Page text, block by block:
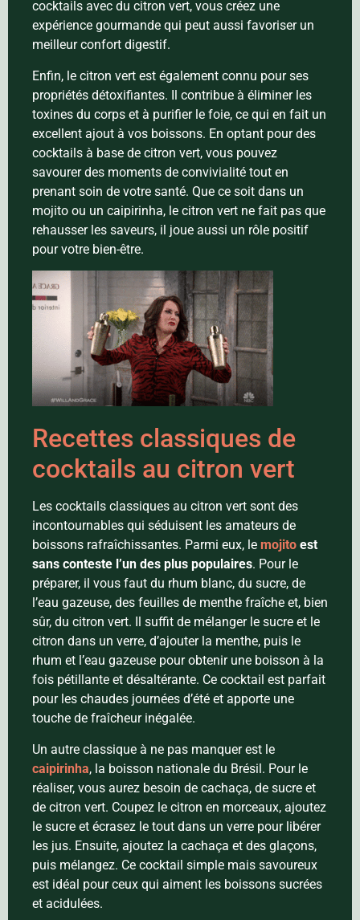
cocktails avec du citron vert, vous créez une
expérience gourmande qui peut aussi favoriser un
meilleur confort digestif.
Enfin, le citron vert est également connu pour ses
propriétés détoxifiantes. Il contribue à éliminer les
toxines du corps et à purifier le foie, ce qui en fait un
excellent ajout à vos boissons. En optant pour des
cocktails à base de citron vert, vous pouvez
savourer des moments de convivialité tout en
prenant soin de votre santé. Que ce soit dans un
mojito ou un caipirinha, le citron vert ne fait pas que
rehausser les saveurs, il joue aussi un rôle positif
pour votre bien-être.
Recettes classiques de
cocktails au citron vert
Les cocktails classiques au citron vert sont des
incontournables qui séduisent les amateurs de
boissons rafraîchissantes. Parmi eux, le mojito est
sans conteste l’un des plus populaires. Pour le
préparer, il vous faut du rhum blanc, du sucre, de
l’eau gazeuse, des feuilles de menthe fraîche et, bien
sûr, du citron vert. Il suffit de mélanger le sucre et le
citron dans un verre, d’ajouter la menthe, puis le
rhum et l’eau gazeuse pour obtenir une boisson à la
fois pétillante et désaltérante. Ce cocktail est parfait
pour les chaudes journées d’été et apporte une
touche de fraîcheur inégalée.
Un autre classique à ne pas manquer est le
caipirinha, la boisson nationale du Brésil. Pour le
réaliser, vous aurez besoin de cachaça, de sucre et
de citron vert. Coupez le citron en morceaux, ajoutez
le sucre et écrasez le tout dans un verre pour libérer
les jus. Ensuite, ajoutez la cachaça et des glaçons,
puis mélangez. Ce cocktail simple mais savoureux
est idéal pour ceux qui aiment les boissons sucrées
et acidulées.